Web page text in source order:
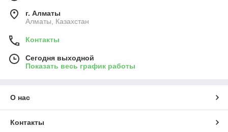
г. Алматы
Алматы, Казахстан
Контакты
Сегодня выходной
Показать весь график работы
О нас
Контакты